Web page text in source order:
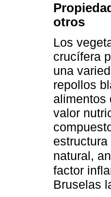
otros
Los
crucífera
una
repollos
alimentos
valor
natural,
factor
Bruselas